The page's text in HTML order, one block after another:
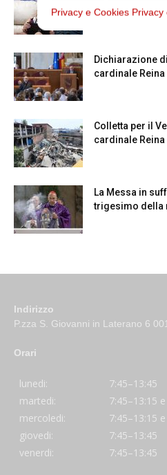
Privacy e Cookies Privacy
nonni e...
Dichiarazione
cardinale
Colletta per il
cardinale Reina
La Messa in
trigesimo della
Indirizzo
P.zza S. Giovanni in Laterano 6
Orari
lunedi:
7:45–13:45
martedi:
7:45–13:15
mercoledi:
7:45–13:15
giovedi:
7:45–13:45
venerdi:
7:45–13:45